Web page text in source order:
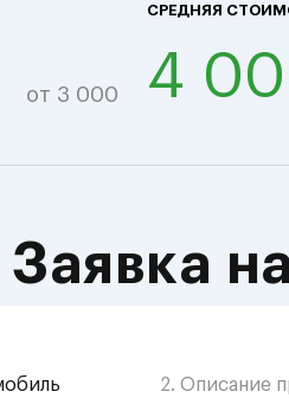
СРЕДНЯЯ
от 3 000 4
Заявка
2. Описание